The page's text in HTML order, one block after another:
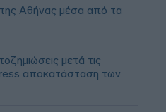
Αθήνας μέσα από τα
μετά τις
αποκατάσταση των